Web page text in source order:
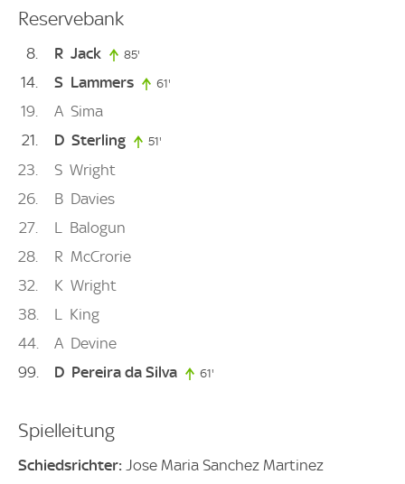
Reservebank
8 R Jack 85'
14 S Lammers 61'
19 A Sima
21
D Sterling 51'
23 S Wright
26
B Davies
27
L
Balogun
28
R McCrorie
32
K Wright
38
L
King
44
A Devine
99
D Pereira da Silva 61'
Spielleitung
Schiedsrichter: Jose Maria Sanchez Martinez